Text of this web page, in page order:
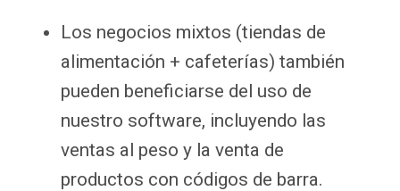
Los negocios mixtos (tiendas de
alimentación + cafeterías) también
pueden beneficiarse del uso de
nuestro software, incluyendo las
ventas al peso y la venta de
productos con códigos de barra.